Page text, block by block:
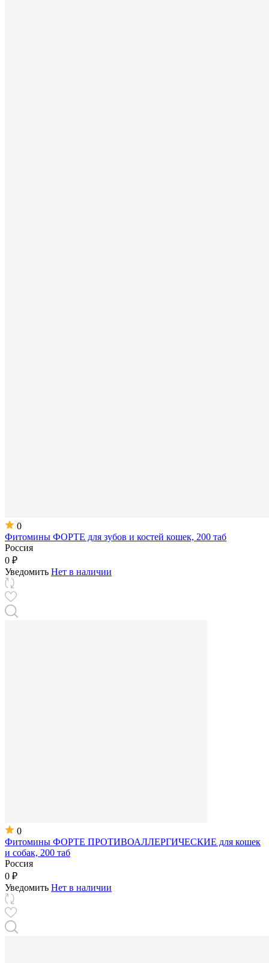
0
Фитомины ФОРТЕ для зубов и костей кошек, 200 таб
Россия
0 ₽
Уведомить Нет в наличии
0
Фитомины ФОРТЕ ПРОТИВОАЛЛЕРГИЧЕСКИЕ для кошек
и собак, 200 таб
Россия
0 ₽
Уведомить Нет в наличии